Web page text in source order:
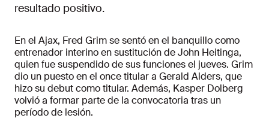
resultado positivo.
En el Ajax, Fred Grim se sentó en el banquillo como
entrenador interino en sustitución de John Heitinga,
quien fue suspendido de sus funciones el jueves. Grim
dio un puesto en el once titular a Gerald Alders, que
hizo su debut como titular. Además, Kasper Dolberg
volvió a formar parte de la convocatoria tras un
período de lesión.